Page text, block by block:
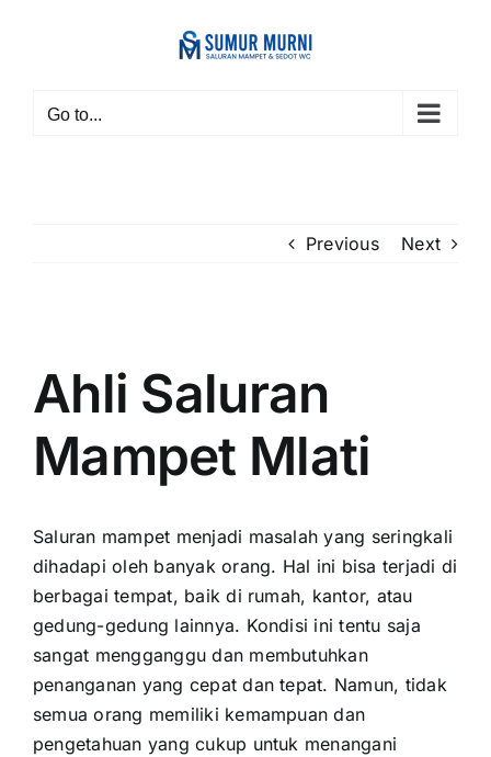
Go to...
Previous Next
Larger
Image
Ahli Saluran
Mampet Mlati
Saluran mampet menjadi masalah yang seringkali
dihadapi oleh banyak orang. Hal ini bisa terjadi di
berbagai tempat, baik di rumah, kantor, atau
gedung-gedung lainnya. Kondisi ini tentu saja
sangat mengganggu dan membutuhkan
penanganan yang cepat dan tepat. Namun, tidak
semua orang memiliki kemampuan dan
pengetahuan yang cukup untuk menangani